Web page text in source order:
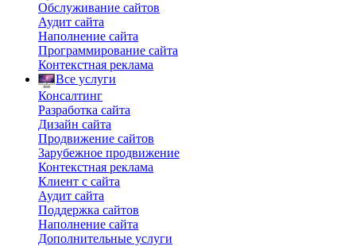
Обслуживание сайтов
Аудит сайта
Наполнение сайта
Программирование сайта
Контекстная реклама
Все услуги
Консалтинг
Разработка сайта
Дизайн сайта
Продвижение сайтов
Зарубежное продвижение
Контекстная реклама
Клиент с сайта
Аудит сайта
Поддержка сайтов
Наполнение сайта
Дополнительные услуги